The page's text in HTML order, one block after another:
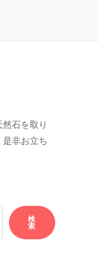
石を取り
非お立ち
検
索